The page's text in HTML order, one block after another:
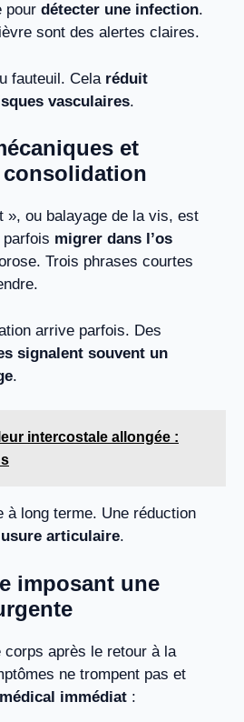
pour détecter une infection.
sont des alertes claires.
fauteuil. Cela réduit
vasculaires.
et
», ou balayage de la vis, est
migrer dans l’os
Trois phrases courtes
arrive parfois. Des
signalent souvent un
.
intercostale allongée :
à long terme. Une réduction
articulaire.
imposant une
après le retour à la
ne trompent pas et
immédiat :